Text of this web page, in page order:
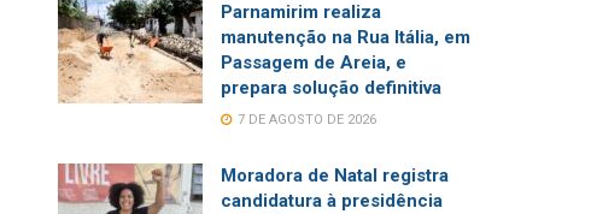
Parnamirim realiza
manutenção na Rua Itália, em
Passagem de Areia, e
prepara solução definitiva
7 DE AGOSTO DE 2026
Moradora de Natal registra
candidatura à presidência